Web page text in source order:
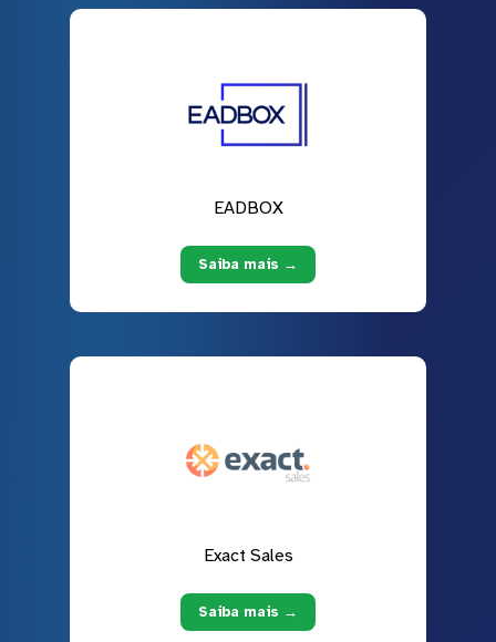
EADBOX
Saiba mais →
Exact Sales
Saiba mais →